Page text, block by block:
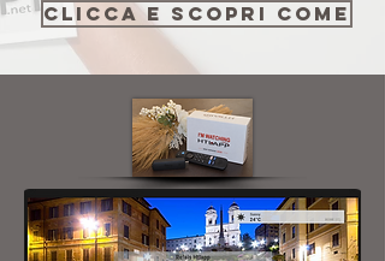
CLICCA E SCOPRI COME